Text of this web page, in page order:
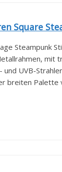
Square
Steampunk
mit
und UVB-
breiten Palette